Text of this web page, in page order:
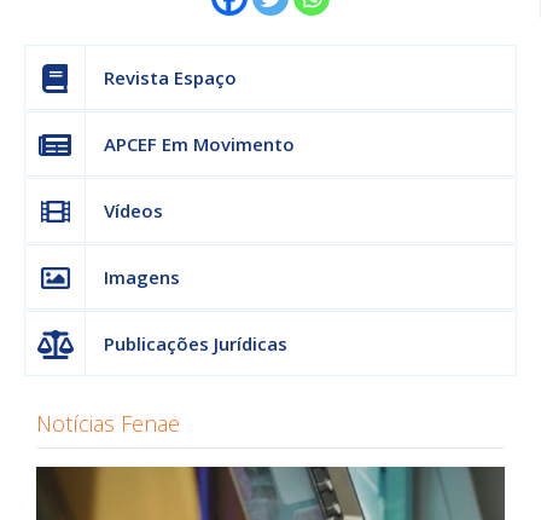
Revista Espaço
APCEF Em Movimento
Vídeos
Imagens
Publicações Jurídicas
Notícias Fenae